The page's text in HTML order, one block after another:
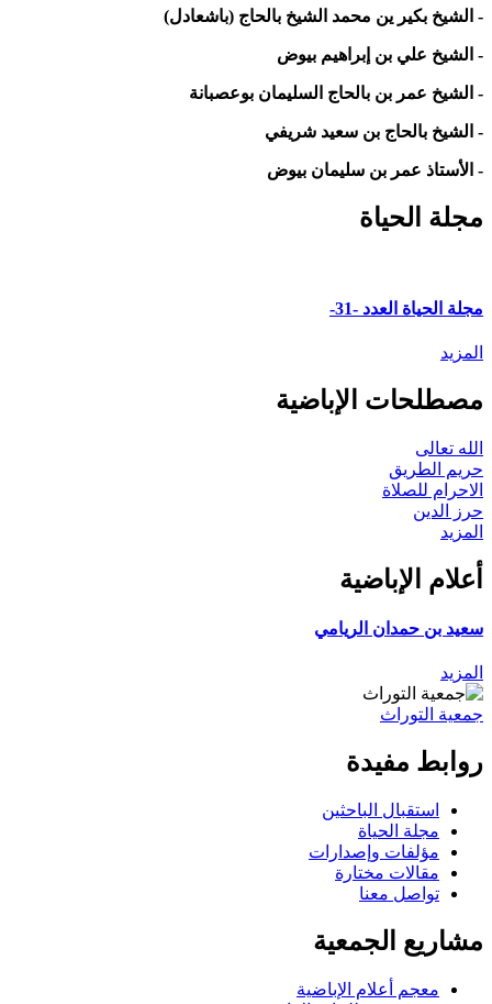
- الشيخ بكير ين محمد الشيخ بالحاج (باشعادل)
- الشيخ علي بن إبراهيم بيوض
- الشيخ عمر بن بالحاج السليمان بوعصبانة
- الشيخ بالحاج بن سعيد شريفي
- الأستاذ عمر بن سليمان بيوض
مجلة الحياة
مجلة الحياة العدد -31-
المزيد
مصطلحات الإباضية
الله تعالى
حريم الطريق
الاحرام للصلاة
حرز الدين
المزيد
أعلام الإباضية
سعيد بن حمدان الريامي
المزيد
جمعية التوراث
روابط مفيدة
استقبال الباحثين
مجلة الحياة
مؤلفات وإصدارات
مقالات مختارة
تواصل معنا
مشاريع الجمعية
معجم أعلام الإباضية